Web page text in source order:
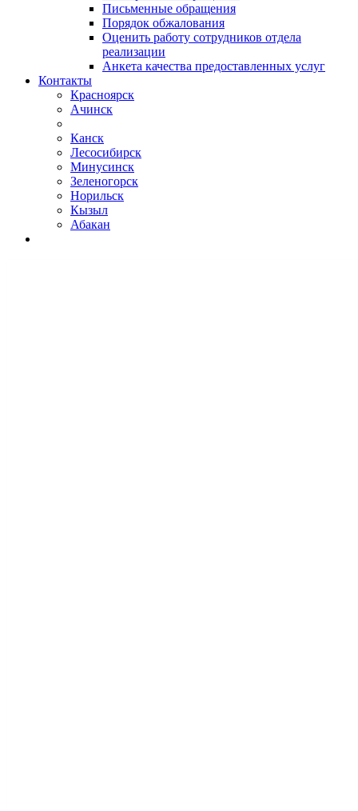
Письменные обращения
Порядок обжалования
Оценить работу сотрудников отдела
реализации
Анкета качества предоставленных услуг
Контакты
Красноярск
Ачинск
Канск
Лесосибирск
Минусинск
Зеленогорск
Норильск
Кызыл
Абакан